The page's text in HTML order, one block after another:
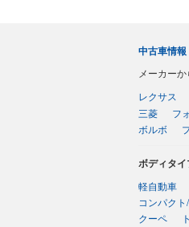
中古車情報
メーカー
レクサス
三菱
フ
ボルボ
ボディタ
軽自動車
コンパク
クーペ